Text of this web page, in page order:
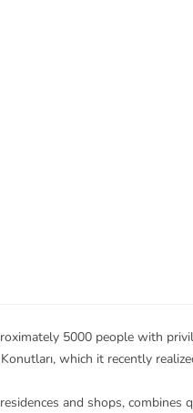
5000 people with
which it recently
and shops,